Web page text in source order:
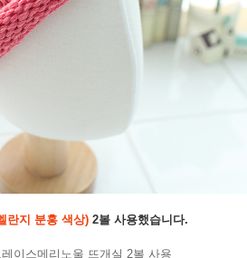
란지 분홍 색상)2볼 사용했습니다.
이스메리노울 뜨개실 2볼 사용